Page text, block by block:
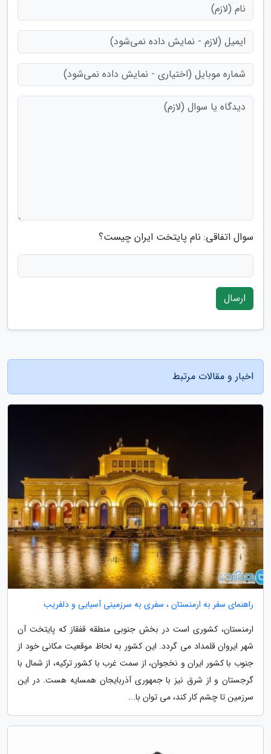
سوال اتفاقی: نام پایتخت ایران چیست؟
ارسال
اخبار و مقالات مرتبط
راهنمای سفر به ارمنستان ، سفری به سرزمینی آسیایی و دلفریب
ارمنستان، کشوری است در بخش جنوبی منطقه قفقاز که پایتخت آن
شهر ایروان قلمداد می گردد. این کشور به لحاظ موقعیت مکانی خود از
جنوب با کشور ایران و نخجوان، از سمت غرب با کشور ترکیه، از شمال با
گرجستان و از شرق نیز با جمهوری آذربایجان همسایه هست. در این
سرزمین تا چشم کار کند، می توان با...